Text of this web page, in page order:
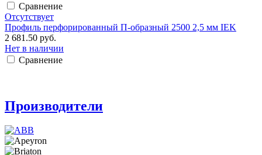
Сравнение
Отсутствует
Профиль перфорированный П-образный 2500 2,5 мм IEK
2 681.50 руб.
Нет в наличии
Сравнение
Производители